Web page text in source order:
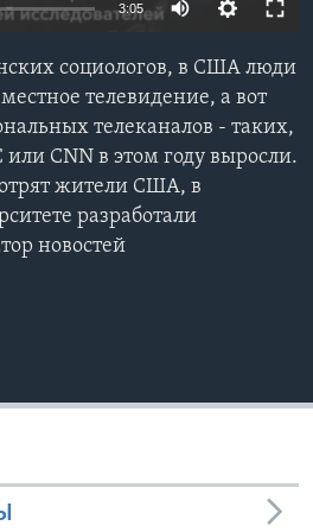
3:05
социологов, в США люди
телевидение, а вот
телеканалов - таких,
или CNN в этом году выросли.
жители США, в
разработали
новостей